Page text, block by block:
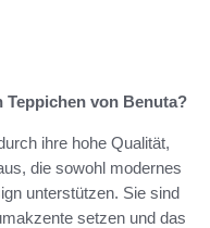
Teppichen von Benuta?
ihre hohe Qualität,
die sowohl modernes
unterstützen. Sie sind
setzen und das